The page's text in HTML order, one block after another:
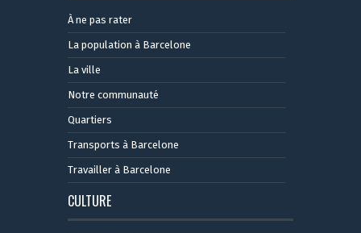
À ne pas rater
La population à Barcelone
La ville
Notre communauté
Quartiers
Transports à Barcelone
Travailler à Barcelone
CULTURE